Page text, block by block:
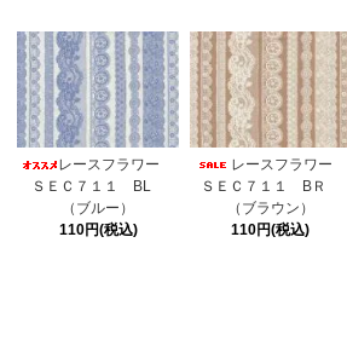
レースフラワー
ＳＥＣ７１１ BL
（ブルー）
110円(税込)
レースフラワー
ＳＥＣ７１１ BＲ
（ブラウン）
110円(税込)